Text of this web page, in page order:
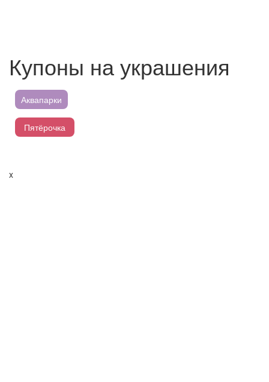
Купоны на украшения
Аквапарки
Пятёрочка
x